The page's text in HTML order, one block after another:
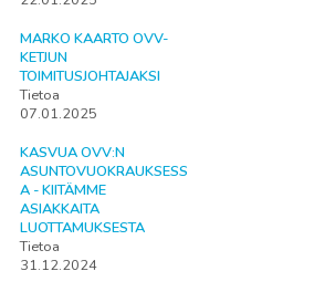
MARKO KAARTO OVV-
KETJUN
TOIMITUSJOHTAJAKSI
Tietoa
07.01.2025
KASVUA OVV:N
ASUNTOVUOKRAUKSESS
A - KIITÄMME
ASIAKKAITA
LUOTTAMUKSESTA
Tietoa
31.12.2024